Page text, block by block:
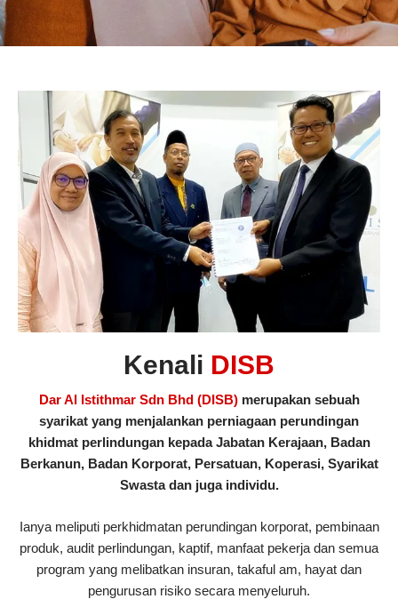
CUEPACS Kasih
Perlindungan Takaful khas untuk menjawat awam kecuali
polis dan tentera. Pakej ini melindungi anda, pasangan dan
anak sekiranya berlaku kemalangan atau kematian
INFO LANJUT
Kenali DISB
Dar Al Istithmar Sdn Bhd (DISB)merupakan sebuah
syarikat yang menjalankan perniagaan perundingan
khidmat perlindungan kepada Jabatan Kerajaan, Badan
Berkanun, Badan Korporat, Persatuan, Koperasi, Syarikat
Swasta dan juga individu.
Ianya meliputi perkhidmatan perundingan korporat, pembinaan
produk, audit perlindungan, kaptif, manfaat pekerja dan semua
program yang melibatkan insuran, takaful am, hayat dan
pengurusan risiko secara menyeluruh.